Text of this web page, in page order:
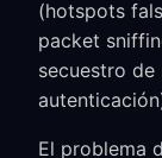
(hotspots
packet
secuestro
El problema